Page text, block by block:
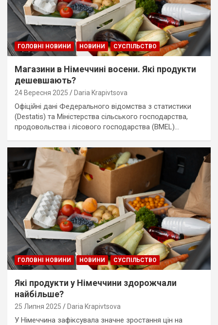
ГОЛОВНІ НОВИНИ НОВИНИ СУСПІЛЬСТВО
Магазини в Німеччині восени. Які продукти
дешевшають?
24 Вересня 2025 Daria Krapivtsova
Офіційні дані Федерального відомства з статистики
(Destatis) та Міністерства сільського господарства,
продовольства і лісового господарства (BMEL)…
ГОЛОВНІ НОВИНИ НОВИНИ СУСПІЛЬСТВО
Які продукти у Німеччини здорожчали
найбільше?
25 Липня 2025 Daria Krapivtsova
У Німеччина зафіксувала значне зростання цін на